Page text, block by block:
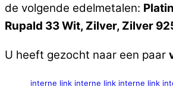
de volgende edelmetalen:
Rupald 33 Wit, Zilver, Zilver
U heeft gezocht naar een paar
interne link interne link interne link